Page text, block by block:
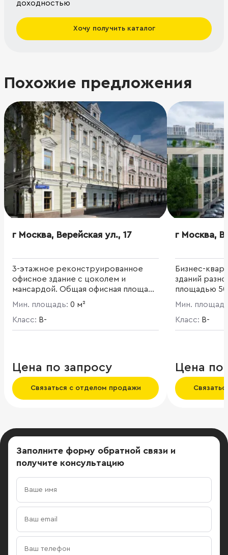
доходностью
Хочу получить каталог
Похожие предложения
г Москва, Верейская ул., 17
3-этажное реконструированное
офисное здание с цоколем и
мансардой. Общая офисная площадь
- 3 880 кв. м. Презентабельная
входная группа.
Мин. площадь: 0 м²
Класс: B-
Цена по запросу
Связаться с отделом продажи
г Москва,
Бизнес-
зданий
площадью
составляет
охраняемая
Мин.
Класс: B-
Цена по
Заполните форму обратной связи и
получите консультацию